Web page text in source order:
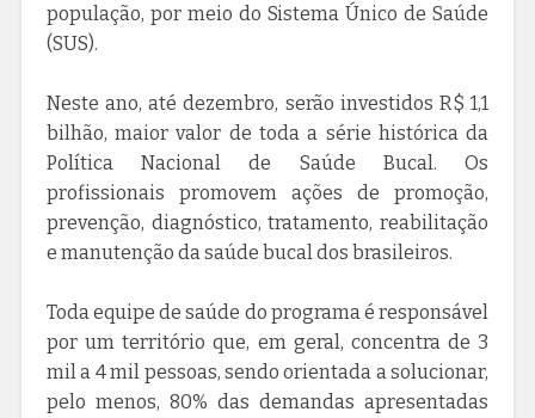
população, por meio do Sistema Único de Saúde
(SUS).
Neste ano, até dezembro, serão investidos R$ 1,1
bilhão, maior valor de toda a série histórica da
Política Nacional de Saúde Bucal. Os
profissionais promovem ações de promoção,
prevenção, diagnóstico, tratamento, reabilitação
e manutenção da saúde bucal dos brasileiros.
Toda equipe de saúde do programa é responsável
por um território que, em geral, concentra de 3
mil a 4 mil pessoas, sendo orientada a solucionar,
pelo menos, 80% das demandas apresentadas